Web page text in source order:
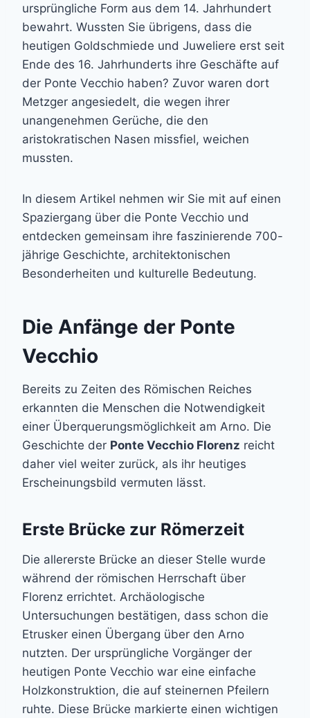
ursprüngliche Form aus dem 14. Jahrhundert
bewahrt. Wussten Sie übrigens, dass die
heutigen Goldschmiede und Juweliere erst seit
Ende des 16. Jahrhunderts ihre Geschäfte auf
der Ponte Vecchio haben? Zuvor waren dort
Metzger angesiedelt, die wegen ihrer
unangenehmen Gerüche, die den
aristokratischen Nasen missfiel, weichen
mussten.
In diesem Artikel nehmen wir Sie mit auf einen
Spaziergang über die Ponte Vecchio und
entdecken gemeinsam ihre faszinierende 700-
jährige Geschichte, architektonischen
Besonderheiten und kulturelle Bedeutung.
Die Anfänge der Ponte
Vecchio
Bereits zu Zeiten des Römischen Reiches
erkannten die Menschen die Notwendigkeit
einer Überquerungsmöglichkeit am Arno. Die
Geschichte der Ponte Vecchio Florenz reicht
daher viel weiter zurück, als ihr heutiges
Erscheinungsbild vermuten lässt.
Erste Brücke zur Römerzeit
Die allererste Brücke an dieser Stelle wurde
während der römischen Herrschaft über
Florenz errichtet. Archäologische
Untersuchungen bestätigen, dass schon die
Etrusker einen Übergang über den Arno
nutzten. Der ursprüngliche Vorgänger der
heutigen Ponte Vecchio war eine einfache
Holzkonstruktion, die auf steinernen Pfeilern
ruhte. Diese Brücke markierte einen wichtigen